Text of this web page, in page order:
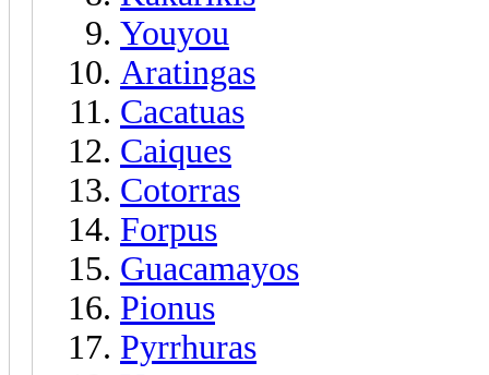
Youyou
Aratingas
Cacatuas
Caiques
Cotorras
Forpus
Guacamayos
Pionus
Pyrrhuras